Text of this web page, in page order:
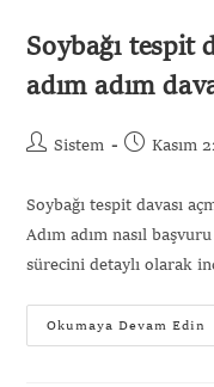
Soybağı tespit
adım adım
Sistem Kasım
Soybağı tespit davası
Adım adım nasıl
sürecini detaylı olarak
Okumaya Devam Edin